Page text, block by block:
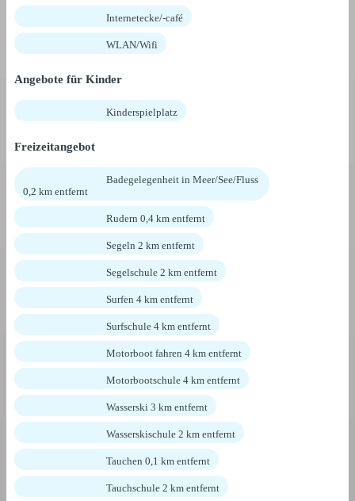
Internetecke/-café
WLAN/Wifi
Angebote für Kinder
Kinderspielplatz
Freizeitangebot
Badegelegenheit in Meer/See/Fluss
0,2 km entfernt
Rudern 0,4 km entfernt
Segeln 2 km entfernt
Segelschule 2 km entfernt
Surfen 4 km entfernt
Surfschule 4 km entfernt
Motorboot fahren 4 km entfernt
Motorbootschule 4 km entfernt
Wasserski 3 km entfernt
Wasserskischule 2 km entfernt
Tauchen 0,1 km entfernt
Tauchschule 2 km entfernt